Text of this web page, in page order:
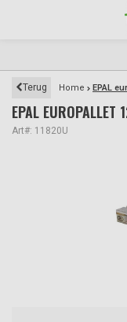
Terug Home EPAL
EPAL
Art#: 11820U